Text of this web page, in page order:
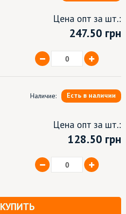
Цена опт за шт.:
247.50 грн
Наличие: Есть в наличии
Цена опт за шт.:
128.50 грн
КУПИТЬ